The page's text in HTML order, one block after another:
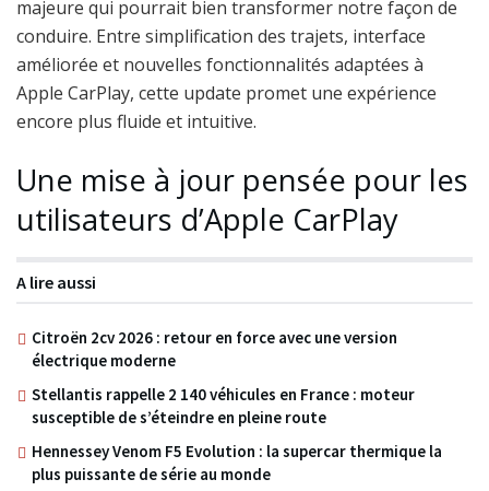
majeure qui pourrait bien transformer notre façon de
conduire. Entre simplification des trajets, interface
améliorée et nouvelles fonctionnalités adaptées à
Apple CarPlay, cette update promet une expérience
encore plus fluide et intuitive.
Une mise à jour pensée pour les
utilisateurs d’Apple CarPlay
A lire aussi
Citroën 2cv 2026 : retour en force avec une version
électrique moderne
Stellantis rappelle 2 140 véhicules en France : moteur
susceptible de s’éteindre en pleine route
Hennessey Venom F5 Evolution : la supercar thermique la
plus puissante de série au monde